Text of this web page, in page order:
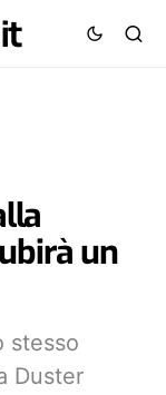
un
stesso
Duster